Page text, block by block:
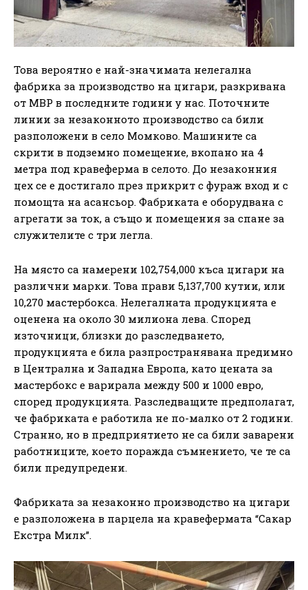
Това вероятно е най-значимата нелегална
фабрика за производство на цигари, разкривана
от МВР в последните години у нас. Поточните
линии за незаконното производство са били
разположени в село Момково. Машините са
скрити в подземно помещение, вкопано на 4
метра под кравеферма в селото. До незаконния
цех се е достигало през прикрит с фураж вход и с
помощта на асансьор. Фабриката е оборудвана с
агрегати за ток, а също и помещения за спане за
служителите с три легла.
На място са намерени 102,754,000 къса цигари на
различни марки. Това прави 5,137,700 кутии, или
10,270 мастербокса. Нелегалната продукцията е
оценена на около 30 милиона лева. Според
източници, близки до разследването,
продукцията е била разпространявана предимно
в Централна и Западна Европа, като цената за
мастербокс е варирала между 500 и 1000 евро,
според продукцията. Разследващите предполагат,
че фабриката е работила не по-малко от 2 години.
Странно, но в предприятието не са били заварени
работниците, което поражда съмнението, че те са
били предупредени.
Фабриката за незаконно производство на цигари
е разположена в парцела на кравефермата “Сакар
Екстра Милк”.